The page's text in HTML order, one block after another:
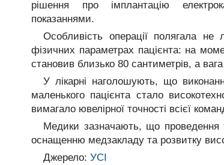
рішення про імплантацію
показаннями.
Особливість операції полягала
фізичних параметрах пацієнта: на
становив близько 80 сантиметрів, а
У лікарні наголошують, що
маленького пацієнта стало
вимагало ювелірної точності всієї
Медики зазначають, що проведення
оснащенню медзакладу та розвитку
Джерело: УСІ